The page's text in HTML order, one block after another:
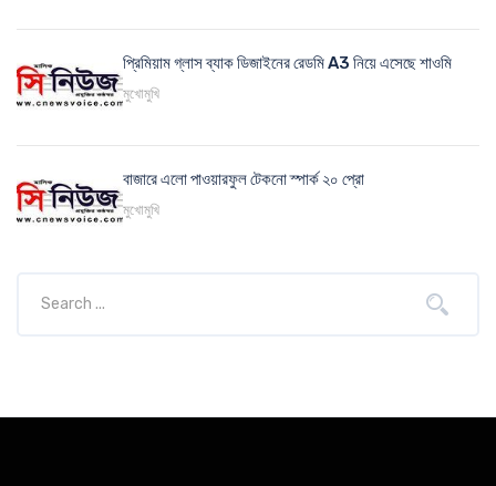
প্রিমিয়াম গ্লাস ব্যাক ডিজাইনের রেডমি A3 নিয়ে এসেছে শাওমি
মুখোমুখি
বাজারে এলো পাওয়ারফুল টেকনো স্পার্ক ২০ প্রো
মুখোমুখি